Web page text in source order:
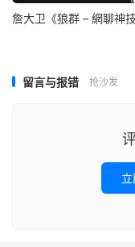
詹大卫《狼群 – 網聊神技
留言与报错 抢沙发